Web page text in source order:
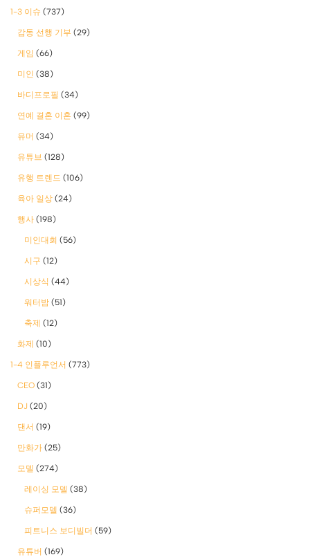
1-3 이슈 (737)
감동 선행 기부 (29)
게임 (66)
미인 (38)
바디프로필 (34)
연예 결혼 이혼 (99)
유머 (34)
유튜브 (128)
유행 트렌드 (106)
육아 일상 (24)
행사 (198)
미인대회 (56)
시구 (12)
시상식 (44)
워터밤 (51)
축제 (12)
화제 (10)
1-4 인플루언서 (773)
CEO (31)
DJ (20)
댄서 (19)
만화가 (25)
모델 (274)
레이싱 모델 (38)
슈퍼모델 (36)
피트니스 보디빌더 (59)
유튜버 (169)